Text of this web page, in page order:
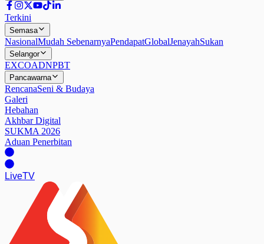
Terkini
Semasa
NasionalMudah SebenarnyaPendapatGlobalJenayahSukan
Selangor
EXCOADNPBT
Pancawarna
RencanaSeni & Budaya
Galeri
Hebahan
Akhbar Digital
SUKMA 2026
Aduan Penerbitan
LiveTV